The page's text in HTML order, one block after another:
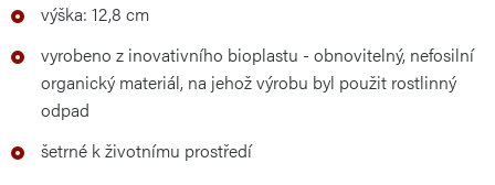
výška: 12,8 cm
vyrobeno z inovativního bioplastu - obnovitelný, nefosilní
organický materiál, na jehož výrobu byl použit rostlinný
odpad
šetrné k životnímu prostředí